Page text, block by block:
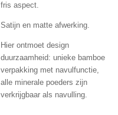
fris aspect.
Satijn en matte afwerking.
Hier ontmoet design
duurzaamheid: unieke bamboe
verpakking met navulfunctie,
alle minerale poeders zijn
verkrijgbaar als navulling.